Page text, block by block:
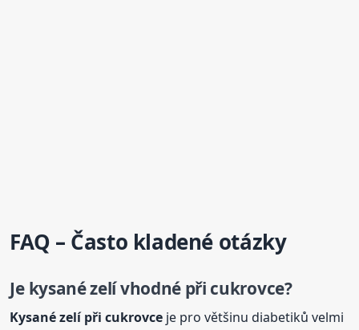
FAQ – Často kladené otázky
Je kysanézelívhodné při cukrovce?
Kysané zelípři cukrovce je pro většinu diabetiků velmi